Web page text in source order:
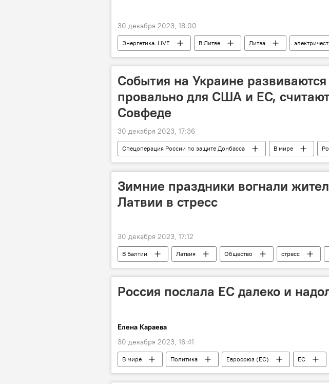
30 декабря 2023, 18:00
Энергетика. LIVE В Литве Литва
События на Украине развиваются
провально для США и ЕС,
Совфеде
30 декабря 2023, 17:36
Спецоперация России по защите Донбасса В мире
Украина
спецоперация Общество
Зимние праздники вогнали
Латвии в стресс
30 декабря 2023, 17:12
В Балтии Латвия Общество стресс
праздники
новогодние праздники
Россия послала ЕС далеко и
Елена Караева
30 декабря 2023, 16:41
В мире Политика Евросоюз (ЕС) ЕС
Запад